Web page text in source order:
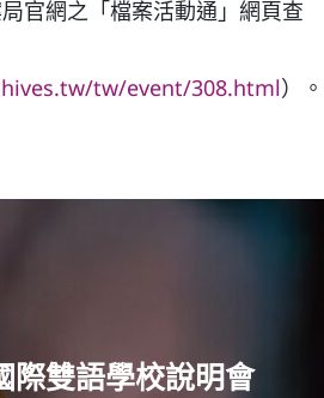
官網之「檔案活動通」網頁查
tw/event/308.html）。
際雙語學校說明會